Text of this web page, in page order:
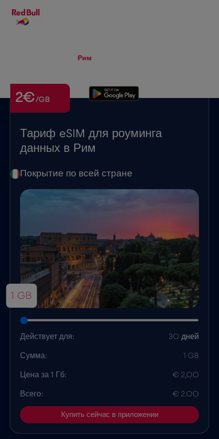
Рим
Тариф eSIM для роуминга
данных в Рим
2€/GB
Покрытие по всей стране
1 GB
Действует для: 30 дней
Сумма: 1 GB
Цена за 1 Гб: € 2,00
Всего: € 2.00
Купить сейчас в приложении